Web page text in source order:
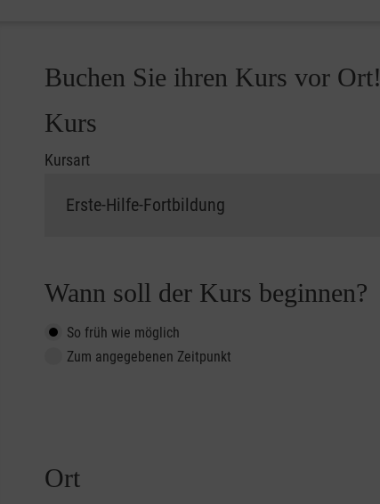
Buchen Sie ihren Kurs vor Ort!
Kurs
Kursart
Wann soll der Kurs beginnen?
So früh wie möglich
Zum angegebenen Zeitpunkt
Ort